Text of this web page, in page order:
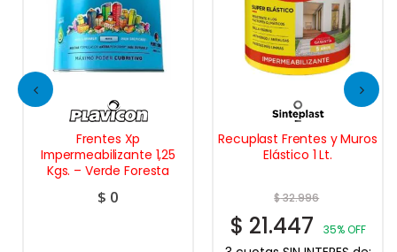
Frentes Xp
Impermeabilizante 1,25
Kgs. – Verde Foresta
$ 0
Recuplast Frentes y Muros
Elástico 1 Lt.
$32.996
$ 21.447 35% OFF